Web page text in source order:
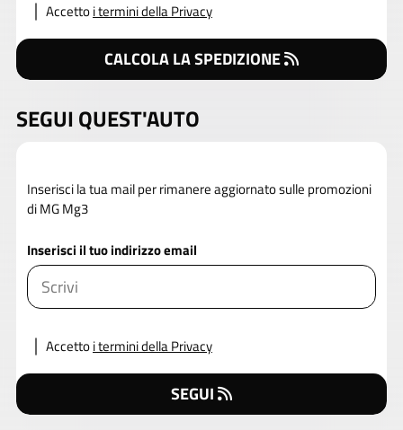
Accettoi termini della Privacy
CALCOLA LA SPEDIZIONE
SEGUI QUEST'AUTO
Inserisci la tua mail per rimanere aggiornato sulle promozioni
di MG Mg3
Inserisci il tuo indirizzo email
Accettoi termini della Privacy
SEGUI